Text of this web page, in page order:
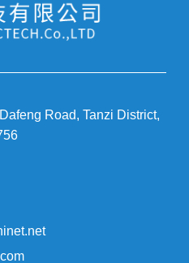
Road, Tanzi District,